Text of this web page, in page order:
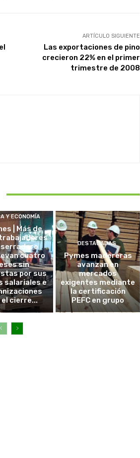
ARTÍCULO SIGUIENTE
Las exportaciones de pino
crecieron 22% en el primer
trimestre de 2008
Y ECONOMÍA
| Más de
cuatro
sin
por sus
salariales e
cierre...
DESTACADAS
Pymes madereras
avanzan en
mercados
exigentes mediante
la certificación
PEFC en grupo